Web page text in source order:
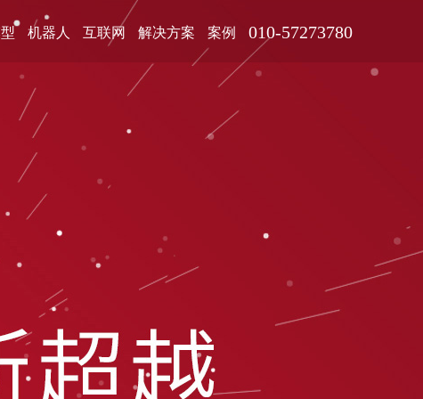
机器人 互联网 解决方案 案例 010-57273780